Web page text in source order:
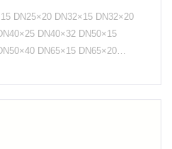
DN25×20 DN32×15 DN32×20
DN40×32 DN50×15
DN65×15 DN65×20